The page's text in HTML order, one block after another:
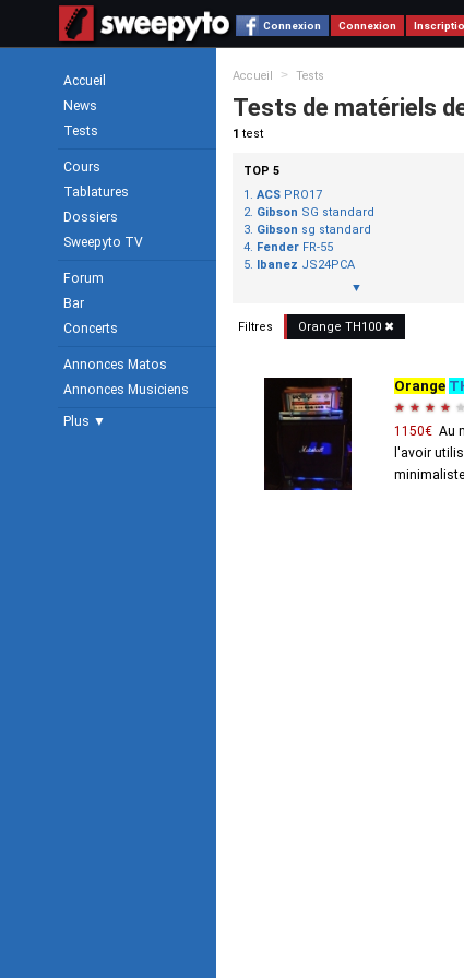
Connexion Connexion
Accueil
News
Tests
Cours
Tablatures
Dossiers
Sweepyto TV
Forum
Bar
Concerts
Annonces Matos
Annonces Musiciens
Plus ▼
Accueil > Tests
Tests de matériels
1 test
TOP 5
ACS PRO17
Gibson SG standard
Gibson sg standard
Fender FR-55
Ibanez JS24PCA
▼
Filtres Orange TH100 ✖
Orange
★ ★ ★ ★ ★
1150€ Au
l'avoir